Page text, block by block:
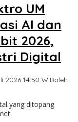
UM
AI dan
2026,
Digital
2026 14:50 WIBoleh
yang ditopang